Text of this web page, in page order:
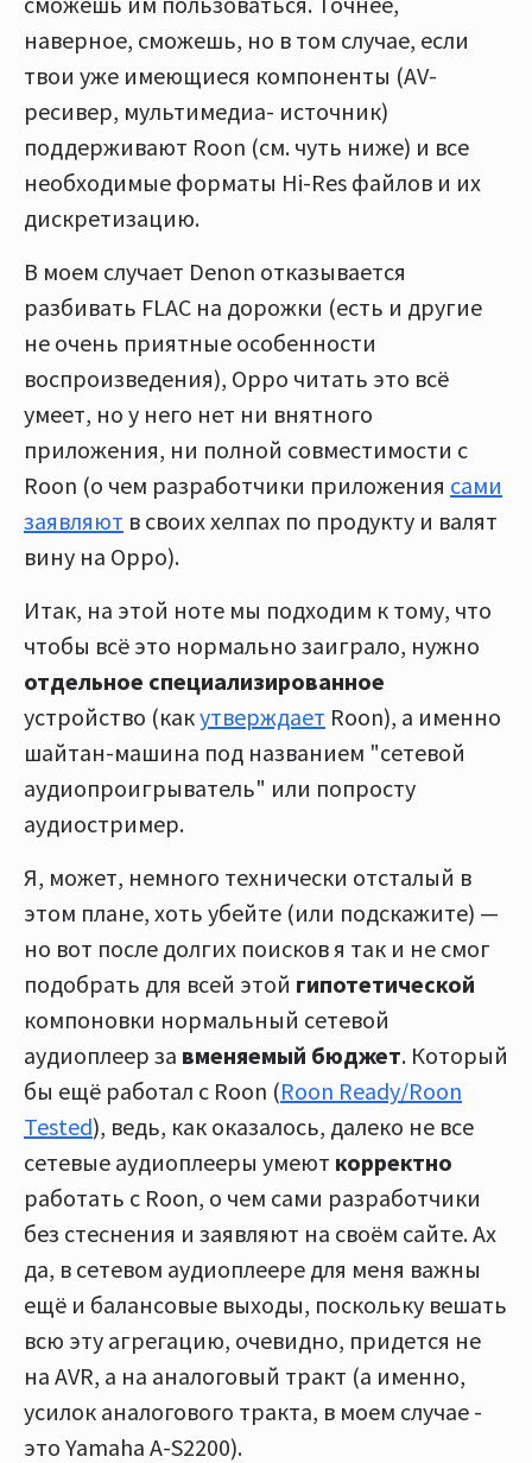
наверное, сможешь, но в том случае, если
твои уже имеющиеся компоненты (AV-
ресивер, мультимедиа- источник)
поддерживают Roon (см. чуть ниже) и все
необходимые форматы Hi-Res файлов и их
дискретизацию.
В моем случает Denon отказывается
разбивать FLAC на дорожки (есть и другие
не очень приятные особенности
воспроизведения), Oppo читать это всё
умеет, но у него нет ни внятного
приложения, ни полной совместимости с
Roon (о чем разработчики приложения сами
заявляют в своих хелпах по продукту и валят
вину на Oppo).
Итак, на этой ноте мы подходим к тому, что
чтобы всё это нормально заиграло, нужно
отдельное специализированное
устройство (какутверждает Roon), а именно
шайтан-машина под названием "сетевой
аудиопроигрыватель" или попросту
аудиостример.
Я, может, немного технически отсталый в
этом плане, хоть убейте (или подскажите) —
но вот после долгих поисков я так и не смог
подобрать для всей этой гипотетической
компоновки нормальный сетевой
аудиоплеер за вменяемый бюджет. Который
бы ещё работал с Roon (Roon Ready/Roon
Tested), ведь, как оказалось, далеко не все
сетевые аудиоплееры умеют корректно
работать с Roon, о чем сами разработчики
без стеснения и заявляют на своём сайте. Ах
да, в сетевом аудиоплеере для меня важны
ещё и балансовые выходы, поскольку вешать
всю эту агрегацию, очевидно, придется не
на AVR, а на аналоговый тракт (а именно,
усилок аналогового тракта, в моем случае -
это Yamaha A-S2200).